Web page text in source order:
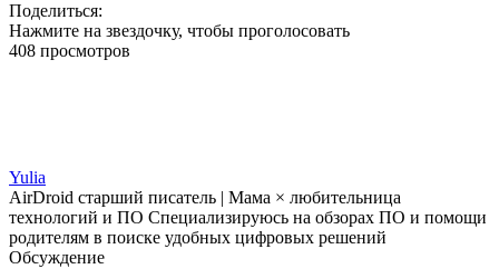
Поделиться:
Нажмите на звездочку, чтобы проголосовать
408 просмотров
Yulia
AirDroid старший писатель | Мама × любительница
технологий и ПО Специализируюсь на обзорах ПО и помощи
родителям в поиске удобных цифровых решений
Обсуждение